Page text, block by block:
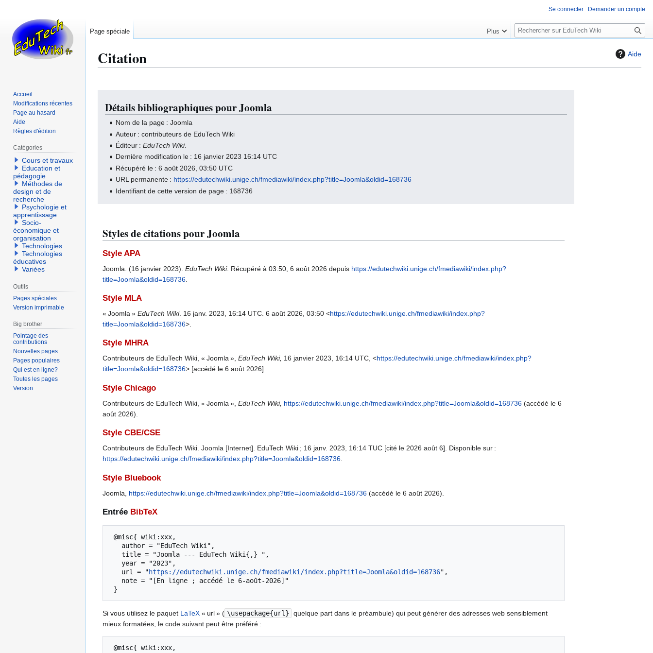
Aide
Citation
navigation
recherche
Détails bibliographiques pour Joomla
Nom de la page : Joomla
Auteur : contributeurs de EduTech Wiki
Éditeur :EduTech Wiki.
Dernière modification le : 16 janvier 2023 16:14 UTC
Récupéré le : 6 août 2026, 03:50 UTC
URL permanente : https://edutechwiki.unige.ch/fmediawiki/index.php?title=Joomla&oldid=168736
Identifiant de cette version de page : 168736
Styles de citations pour Joomla
Style APA
Joomla. (16 janvier 2023). EduTech Wiki. Récupéré à 03:50, 6 août 2026 depuis https://edutechwiki.unige.ch/fmediawiki/index.php?
title=Joomla&oldid=168736
Style MLA
« Joomla » EduTech Wiki. 16 janv. 2023, 16:14 UTC. 6 août 2026, 03:50 <https://edutechwiki.unige.ch/fmediawiki/index.php?
title=Joomla&oldid=168736>.
Style MHRA
Contributeurs de EduTech Wiki, « Joomla », EduTech Wiki, 16 janvier 2023, 16:14 UTC, <https://edutechwiki.unige.ch/fmediawiki/index.php?
title=Joomla&oldid=168736> [accédé le 6 août 2026]
Style Chicago
Contributeurs de EduTech Wiki, « Joomla », EduTech Wiki, https://edutechwiki.unige.ch/fmediawiki/index.php?title=Joomla&oldid=168736 (accédé le 6
août 2026).
Style CBE/CSE
Contributeurs de EduTech Wiki. Joomla [Internet]. EduTech Wiki ; 16 janv. 2023, 16:14 TUC [cité le 2026 août 6]. Disponible sur :
https://edutechwiki.unige.ch/fmediawiki/index.php?title=Joomla&oldid=168736
Style Bluebook
Joomla, https://edutechwiki.unige.ch/fmediawiki/index.php?title=Joomla&oldid=168736 (accédé le 6 août 2026).
Entrée BibTeX
   url = "
https://edutechwiki.unige.ch/fmediawiki/index.php?title=Joomla&oldid=168736",
Si vous utilisez le paquet LaTeX « url » ( \usepackage{url}
quelque part dans le préambule) qui peut générer des adresses web sensiblement
mieux formatées, le code suivant peut être préféré :
Se connecter Demander un compte
Page spéciale Plus
R
e
e
e
Accueil
Modifications récentes
Page au hasard
Aide
Règles d'édition
Catégories
Cours et travaux
Education et
pédagogie
Méthodes de
design et de
recherche
Psychologie et
apprentissage
Socio-
économique et
organisation
Technologies
Technologies
éducatives
Variées
Outils
Pages spéciales
Version imprimable
Big brother
Pointage des
contributions
Nouvelles pages
Pages populaires
Qui est en ligne?
Toutes les pages
Version